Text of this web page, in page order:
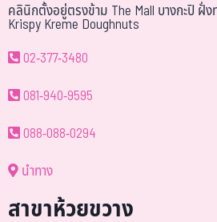
คลินิกตั้งอยู่ตรงข้าม The Mall บางกะปิ ฝั่
Krispy Kreme Doughnuts
02-377-3480
081-940-9595
088-088-0294
นำทาง
สาขาห้วยขวาง